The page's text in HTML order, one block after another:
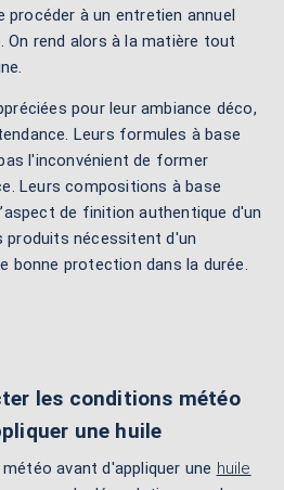
à un entretien annuel
On rend alors à la matière tout
pour leur ambiance déco,
Leurs formules à base
l'inconvénient de former
Leurs compositions à base
de finition authentique d'un
produits nécessitent d'un
bonne protection dans la durée.
les conditions météo
une huile
avant d'appliquer une huile